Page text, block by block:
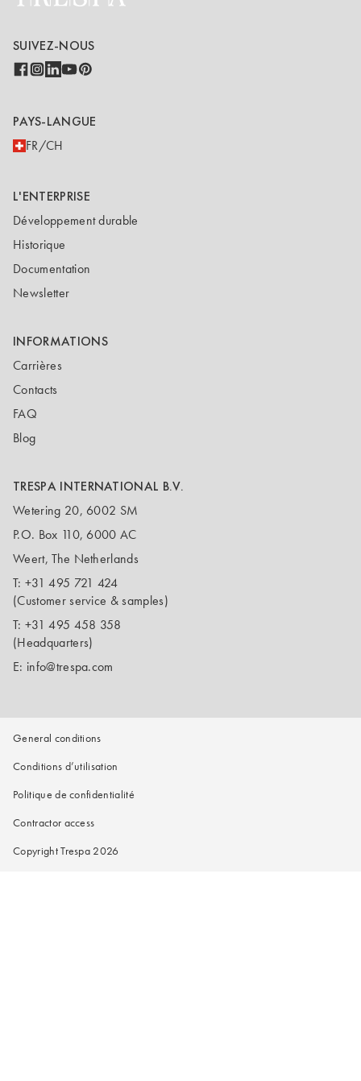
SUIVEZ-NOUS
PAYS-LANGUE
FR/CH
L'ENTERPRISE
Développement durable
Historique
Documentation
Newsletter
INFORMATIONS
Carrières
Contacts
FAQ
Blog
TRESPA INTERNATIONAL B.V.
Wetering 20, 6002 SM
P.O. Box 110, 6000 AC
Weert, The Netherlands
T: +31 495 721 424
(Customer service & samples)
T: +31 495 458 358
(Headquarters)
E: info@trespa.com
General conditions
Conditions d’utilisation
Politique de confidentialité
Contractor access
Copyright Trespa 2026